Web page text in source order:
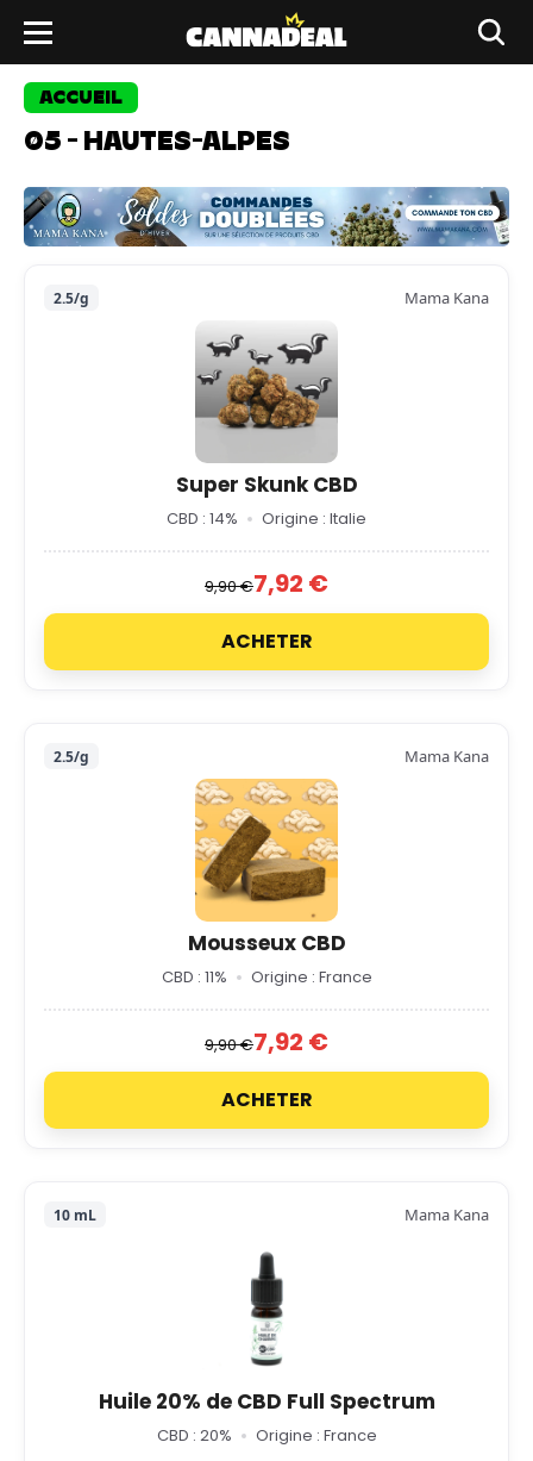
ACCUEIL
05 - HAUTES-ALPES
2.5/g Mama Kana
Super Skunk CBD
CBD : 14% Origine : Italie
9,90 €7,92 €
ACHETER
2.5/g Mama Kana
Mousseux CBD
CBD : 11% Origine : France
9,90 €7,92 €
ACHETER
10 mL Mama Kana
Huile 20% de CBD Full Spectrum
CBD : 20% Origine : France